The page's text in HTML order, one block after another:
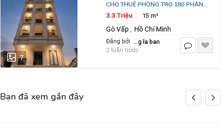
7
CHO THUÊ PHÒNG TRỌ 180 PHAN
HUY ÍCH, P12, GÒ VẤP.
3.3TR/15M2/THÁNG.
LH:0359203979
3.3 Triệu · 15 m²
Gò Vấp , Hồ Chí Minh
Đăng bởi dang la ban
2 tuần trước
Bạn đã xem gần đây